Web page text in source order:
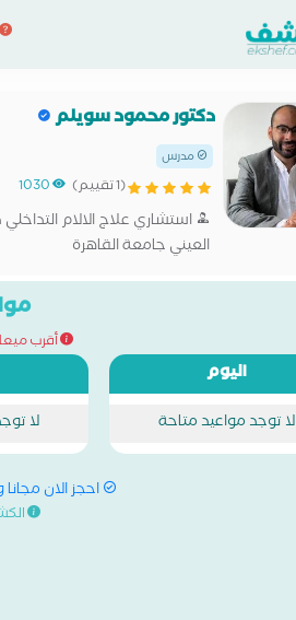
دكتور محمود سويلم
مدرس
(1 تقييم) 1030
استشاري علاج الالام
العيني جامعة القاهرة
أقرب ميعاد
اليوم
لا توجد مواعيد متاحة لا
احجز الان